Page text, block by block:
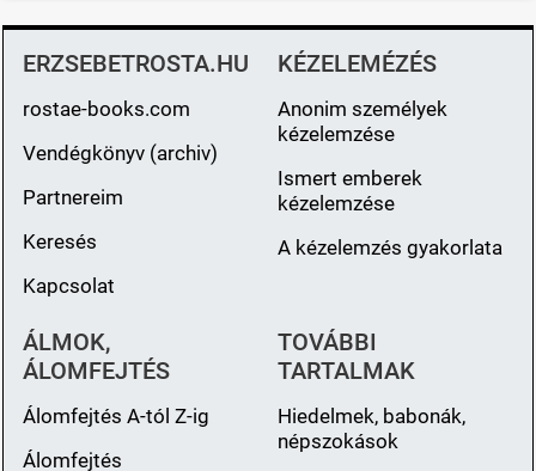
ERZSEBETROSTA.HU
rostae-books.com
Vendégkönyv (archiv)
Partnereim
Keresés
Kapcsolat
KÉZELEMÉZÉS
Anonim személyek
kézelemzése
Ismert emberek
kézelemzése
A kézelemzés gyakorlata
ÁLMOK,
ÁLOMFEJTÉS
Álomfejtés A-tól Z-ig
Álomfejtés
TOVÁBBI
TARTALMAK
Hiedelmek, babonák,
népszokások